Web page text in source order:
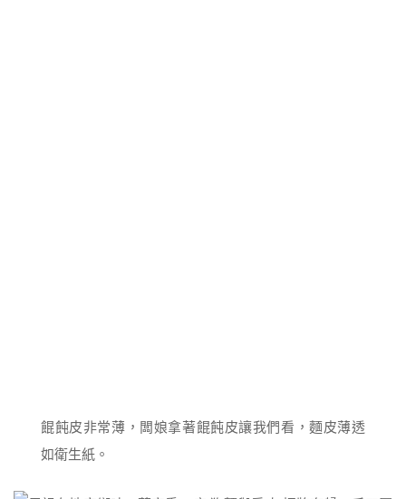
餛飩皮非常薄，闆娘拿著餛飩皮讓我們看，麵皮薄透
如衛生紙。